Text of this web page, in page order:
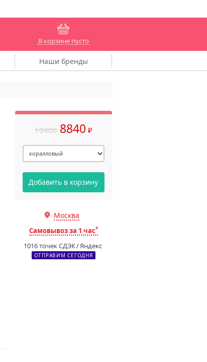
В корзине пусто
Наши бренды
10400 8840 ₽
Добавить в корзину
Москва
Самовывоз за 1 час*
1016 точек СДЭК / Яндекс
ОТПРАВИМ СЕГОДНЯ